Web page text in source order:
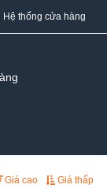
Hệ thống cửa hàng
Giá cao Giá thấp